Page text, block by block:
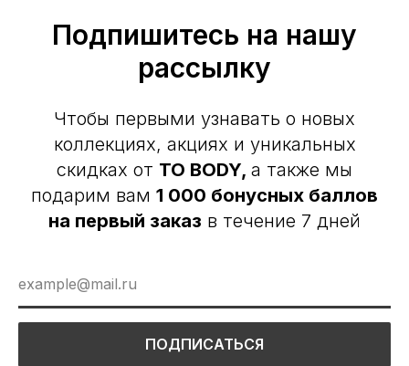
Подпишитесь на нашу
рассылку
Чтобы первыми узнавать о новых
коллекциях, акциях и уникальных
скидках от TO BODY, а также мы
подарим вам 1 000 бонусных баллов
на первый заказ в течение 7 дней
ПОДПИСАТЬСЯ